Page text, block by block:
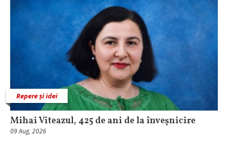
Repere și idei
Mihai Viteazul, 425 de ani de la înveșnicire
09 Aug, 2026